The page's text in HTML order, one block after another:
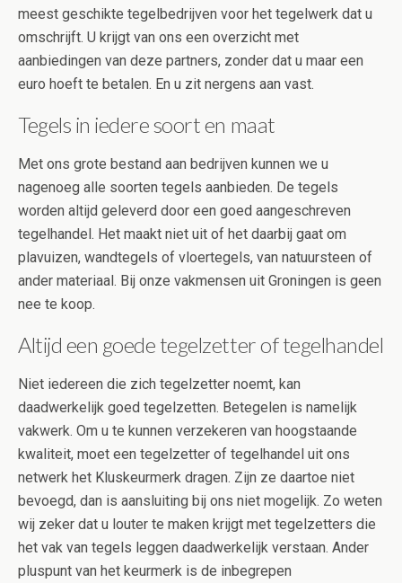
meest geschikte tegelbedrijven voor het tegelwerk dat u
omschrijft. U krijgt van ons een overzicht met
aanbiedingen van deze partners, zonder dat u maar een
euro hoeft te betalen. En u zit nergens aan vast.
Tegels in iedere soort en maat
Met ons grote bestand aan bedrijven kunnen we u
nagenoeg alle soorten tegels aanbieden. De tegels
worden altijd geleverd door een goed aangeschreven
tegelhandel. Het maakt niet uit of het daarbij gaat om
plavuizen, wandtegels of vloertegels, van natuursteen of
ander materiaal. Bij onze vakmensen uit Groningen is geen
nee te koop.
Altijd een goede tegelzetter of tegelhandel
Niet iedereen die zich tegelzetter noemt, kan
daadwerkelijk goed tegelzetten. Betegelen is namelijk
vakwerk. Om u te kunnen verzekeren van hoogstaande
kwaliteit, moet een tegelzetter of tegelhandel uit ons
netwerk het Kluskeurmerk dragen. Zijn ze daartoe niet
bevoegd, dan is aansluiting bij ons niet mogelijk. Zo weten
wij zeker dat u louter te maken krijgt met tegelzetters die
het vak van tegels leggen daadwerkelijk verstaan. Ander
pluspunt van het keurmerk is de inbegrepen